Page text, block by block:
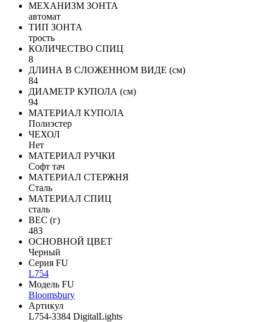
МЕХАНИЗМ ЗОНТА
автомат
ТИП ЗОНТА
трость
КОЛИЧЕСТВО СПИЦ
8
ДЛИНА В СЛОЖЕННОМ ВИДЕ (см)
84
ДИАМЕТР КУПОЛА (см)
94
МАТЕРИАЛ КУПОЛА
Полиэстер
ЧЕХОЛ
Нет
МАТЕРИАЛ РУЧКИ
Софт тач
МАТЕРИАЛ СТЕРЖНЯ
Сталь
МАТЕРИАЛ СПИЦ
сталь
ВЕС (г)
483
ОСНОВНОЙ ЦВЕТ
Черный
Серия FU
L754
Модель FU
Bloomsbury
Артикул
L754-3384 DigitalLights